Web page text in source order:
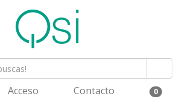
Acceso Contacto 0